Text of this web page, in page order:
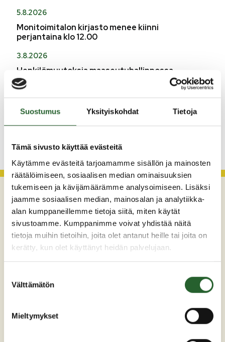
Suostumus Yksityiskohdat Tietoja
Tämä sivusto käyttää evästeitä
Käytämme evästeitä tarjoamamme sisällön ja mainosten
räätälöimiseen, sosiaalisen median ominaisuuksien
tukemiseen ja kävijämäärämme analysoimiseen. Lisäksi
jaamme sosiaalisen median, mainosalan ja analytiikka-
alan kumppaneillemme tietoja siitä, miten käytät
sivustoamme. Kumppanimme voivat yhdistää näitä
tietoja muihin tietoihin, joita olet antanut heille tai joita on
kerätty, kun olet käyttänyt heidän palvelujaan.
valinta
Välttämätön
Mieltymykset
5.8.2026
Monitoimitalon kirjasto menee kiinni
perjantaina klo 12.00
3.8.2026
Henkilömuutoksia maaseutuhallinnossa
29.7.2026